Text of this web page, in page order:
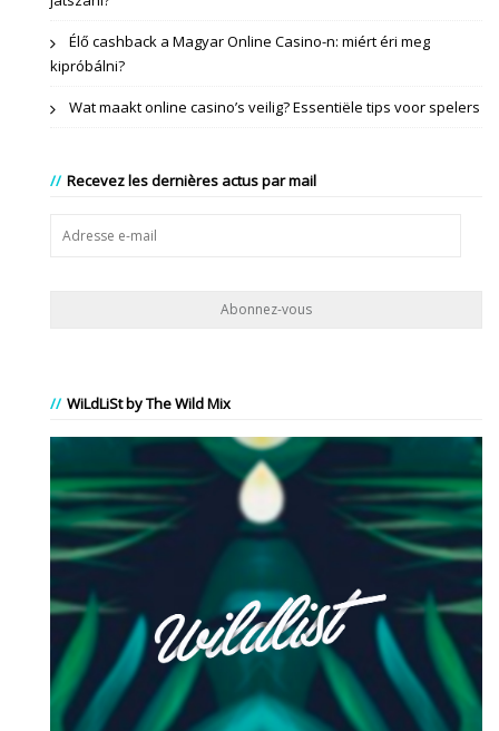
Élő cashback a Magyar Online Casino-n: miért éri meg
kipróbálni?
Wat maakt online casino’s veilig? Essentiële tips voor spelers
Recevez les dernières actus par mail
Adresse
WiLdLiSt by The Wild Mix